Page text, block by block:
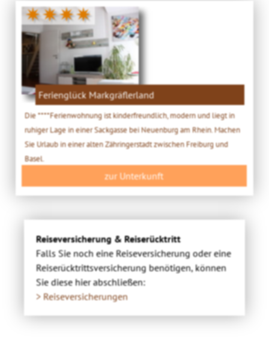
✷✷✷✷
Ferienglück Markgräflerland
Die ****Ferienwohnung ist kinderfreundlich, modern und liegt in
ruhiger Lage in einer Sackgasse bei Neuenburg am Rhein. Machen
Sie Urlaub in einer alten Zähringerstadt zwischen Freiburg und
Basel.
zur Unterkunft
Reiseversicherung & Reiserücktritt
Falls Sie noch eine Reiseversicherung oder eine
Reiserücktrittsversicherung benötigen, können
Sie diese hier abschließen:
> Reiseversicherungen